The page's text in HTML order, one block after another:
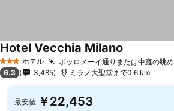
3 ホテルのランク
ホテル ボッロメーイ通りまたは中庭の眺め
Hotel Vecchia Milano
6.3 3,485 ミラノ大聖堂まで0.6 km
最安値 ￥22,453